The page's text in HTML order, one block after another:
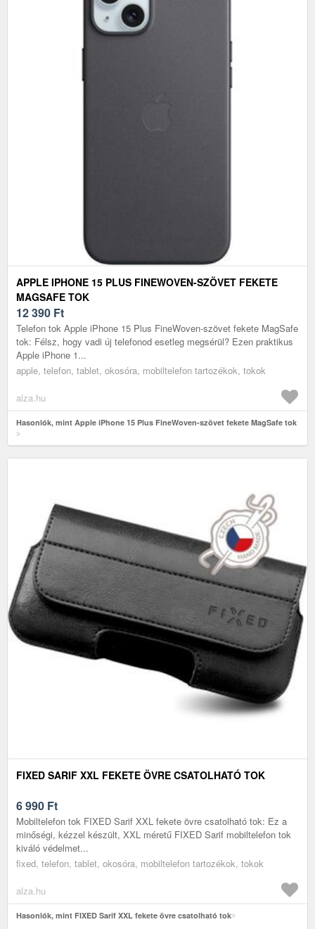
APPLE IPHONE 15 PLUS FINEWOVEN-SZÖVET FEKETE
MAGSAFE TOK
12 390 Ft
Telefon tok Apple iPhone 15 Plus FineWoven-szövet fekete MagSafe
tok: Félsz, hogy vadi új telefonod esetleg megsérül? Ezen praktikus
Apple iPhone 1...
apple, telefon, tablet, okosóra, mobiltelefon tartozékok, tokok
alza.hu
Hasonlók, mint Apple iPhone 15 Plus FineWoven-szövet fekete MagSafe tok
FIXED SARIF XXL FEKETE ÖVRE CSATOLHATÓ TOK
6 990 Ft
Mobiltelefon tok FIXED Sarif XXL fekete övre csatolható tok: Ez a
minőségi, kézzel készült, XXL méretű FIXED Sarif mobiltelefon tok
kiváló védelmet...
fixed, telefon, tablet, okosóra, mobiltelefon tartozékok, tokok
alza.hu
Hasonlók, mint FIXED Sarif XXL fekete övre csatolható tok